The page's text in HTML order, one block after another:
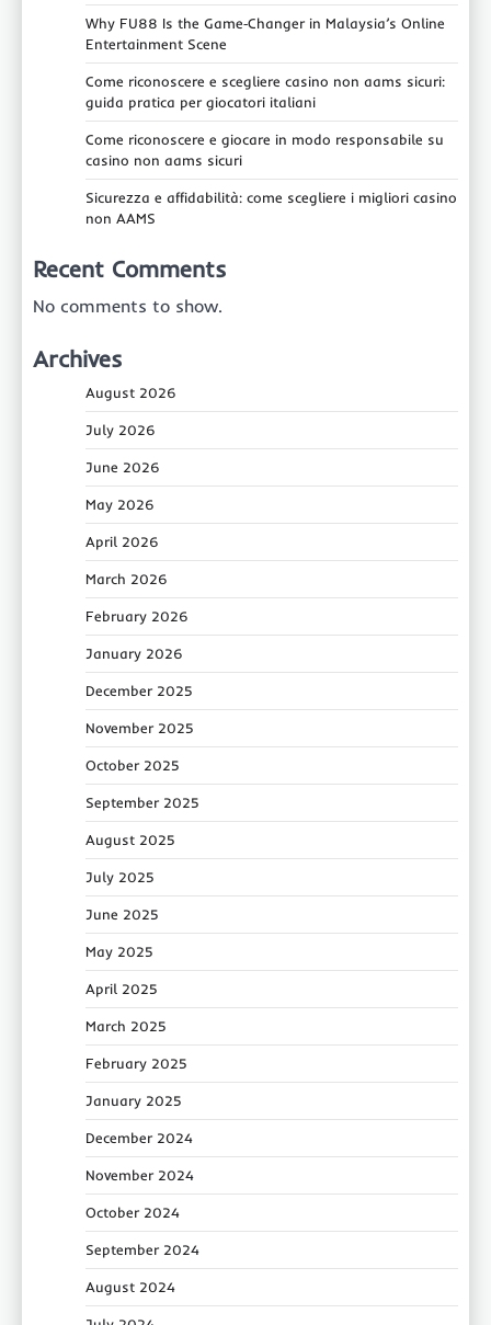
Why FU88 Is the Game‑Changer in Malaysia’s Online
Entertainment Scene
Come riconoscere e scegliere casino non aams sicuri:
guida pratica per giocatori italiani
Come riconoscere e giocare in modo responsabile su
casino non aams sicuri
Sicurezza e affidabilità: come scegliere i migliori casino
non AAMS
Recent Comments
No comments to show.
Archives
August 2026
July 2026
June 2026
May 2026
April 2026
March 2026
February 2026
January 2026
December 2025
November 2025
October 2025
September 2025
August 2025
July 2025
June 2025
May 2025
April 2025
March 2025
February 2025
January 2025
December 2024
November 2024
October 2024
September 2024
August 2024